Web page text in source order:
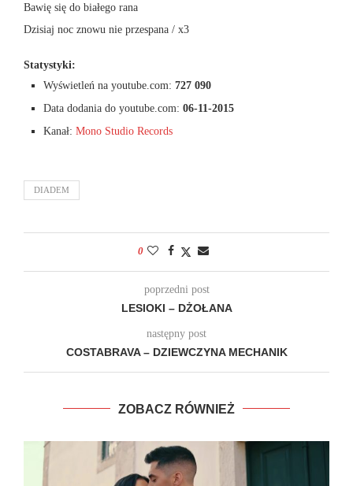
Bawię się do białego rana
Dzisiaj noc znowu nie przespana / x3
Statystyki:
Wyświetleń na youtube.com: 727 090
Data dodania do youtube.com: 06-11-2015
Kanał: Mono Studio Records
DIADEM
0
poprzedni post
LESIOKI – DŻOŁANA
następny post
COSTABRAVA – DZIEWCZYNA MECHANIK
ZOBACZ RÓWNIEŻ